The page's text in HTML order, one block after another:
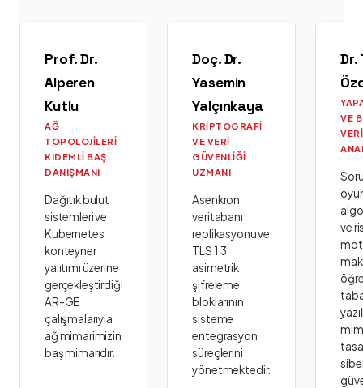
Prof. Dr.
Alperen
Kutlu
AĞ
TOPOLOJILERI
KIDEMLI BAŞ
DANIŞMANI
Dağıtık bulut
sistemleri ve
Kubernetes
konteyner
yalıtımı üzerine
gerçekleştirdiği
AR-GE
çalışmalarıyla
ağ mimarimizin
baş mimarıdır.
Doç. Dr.
Yasemin
Yalçınkaya
KRIPTOGRAFI
VE VERI
GÜVENLIĞI
UZMANI
Asenkron
veritabanı
replikasyonu ve
TLS 1.3
asimetrik
şifreleme
bloklarının
sisteme
entegrasyon
süreçlerini
yönetmektedir.
Dr.
VE
VERI
ve